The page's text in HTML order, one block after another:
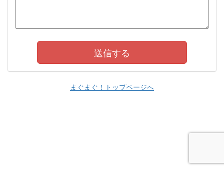
まぐまぐ！トップページへ